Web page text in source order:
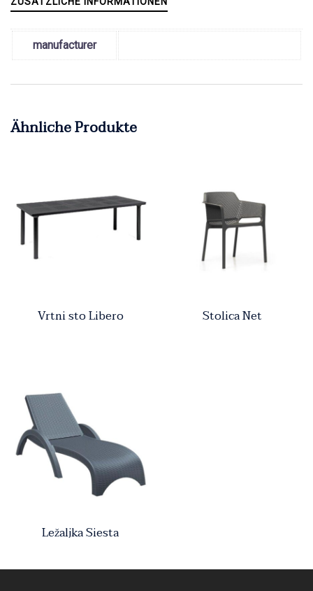
manufacturer
Ähnliche Produkte
Vrtni sto Libero Stolica Net
Ležaljka Siesta